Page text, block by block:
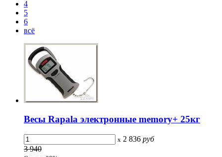
4
5
6
всё
Весы Rapala электронные memory+ 25кг
x 2 836 руб
3 940